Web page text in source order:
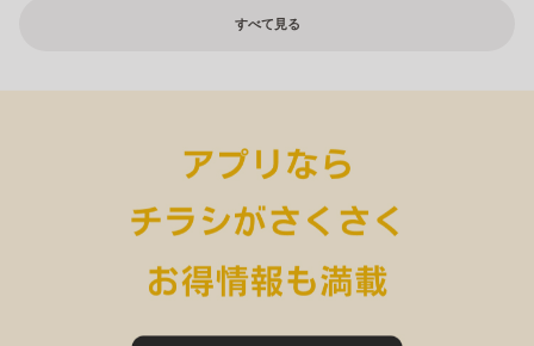
すべて見る